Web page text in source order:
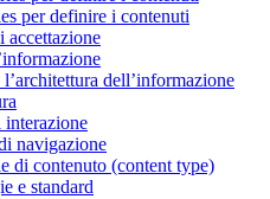
per definire i contenuti
accettazione
dell’informazione
navigazione
di contenuto (content type)
e standard